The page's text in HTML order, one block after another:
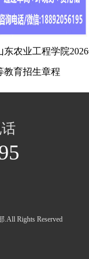
东农业工程学院
教育招生章程
Rights Reserved